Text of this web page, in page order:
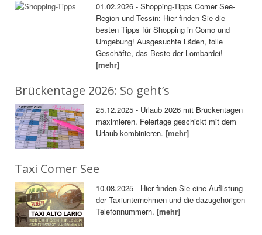
01.02.2026 - Shopping-Tipps Comer See-
Region und Tessin: Hier finden Sie die
besten Tipps für Shopping in Como und
Umgebung! Ausgesuchte Läden, tolle
Geschäfte, das Beste der Lombardei!
[mehr]
Brückentage 2026: So geht’s
25.12.2025 - Urlaub 2026 mit Brückentagen
maximieren. Feiertage geschickt mit dem
Urlaub kombinieren.[mehr]
Taxi Comer See
10.08.2025 - Hier finden Sie eine Auflistung
der Taxiunternehmen und die dazugehörigen
Telefonnummern.[mehr]